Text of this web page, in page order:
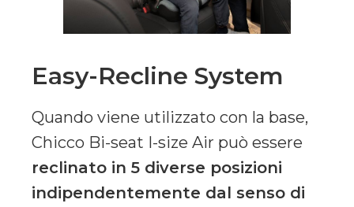
Easy-Recline System
Quando viene utilizzato con la base,
Chicco Bi-seat I-size Air può essere
reclinato in 5 diverse posizioni
indipendentemente dal senso di